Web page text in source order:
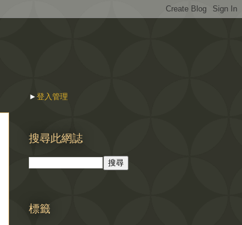
► 登入管理
搜尋此網誌
標籤